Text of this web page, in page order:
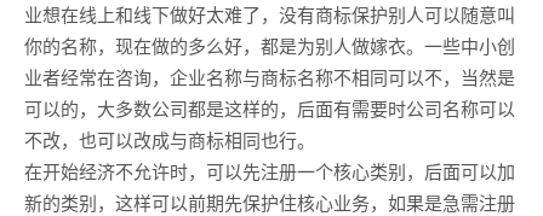
业想在线上和线下做好太难了，没有商标保护别人可以随意叫
你的名称，现在做的多么好，都是为别人做嫁衣。一些中小创
业者经常在咨询，企业名称与商标名称不相同可以不，当然是
可以的，大多数公司都是这样的，后面有需要时公司名称可以
不改，也可以改成与商标相同也行。
在开始经济不允许时，可以先注册一个核心类别，后面可以加
新的类别，这样可以前期先保护住核心业务，如果是急需注册